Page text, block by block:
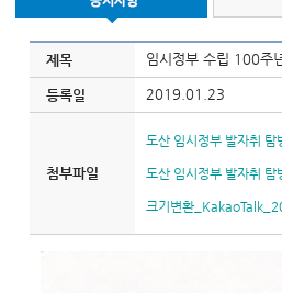
제목 임시정부 수립 100주
등록일 2019.01.23
첨부파일
도산 임시정부 발자취
도산 임시정부 발자취
크기변환